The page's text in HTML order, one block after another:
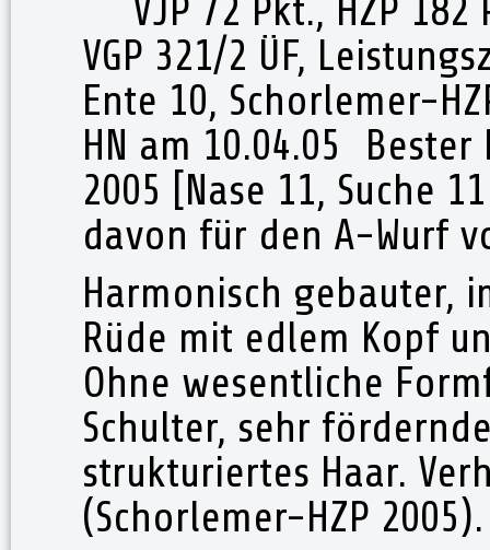
VJP 72 Pkt., HZP 182
VGP 321/2 ÜF,
Ente 10, Schorlemer-
HN am 10.04.05
2005 [Nase 11, Suche
davon für den A-Wurf
Harmonisch gebauter,
Rüde mit edlem Kopf
Ohne wesentliche
Schulter, sehr
strukturiertes Haar.
(Schorlemer-HZP